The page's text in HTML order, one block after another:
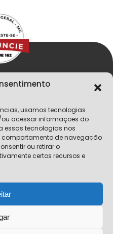
usamos tecnologias
acessar informações do
essas tecnologias nos
de navegação
ou retirar o
certos recursos e
3777 - Serra Verde, Belo
Secretaria do Estado de